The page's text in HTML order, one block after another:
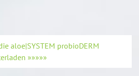
aloe|SYSTEM probioDERM
»»»»»